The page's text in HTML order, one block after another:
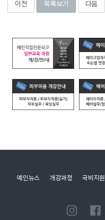
이전 목록보기 다음
예인뉴스 개강과정 국비지원